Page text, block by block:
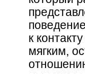
к
мягким,